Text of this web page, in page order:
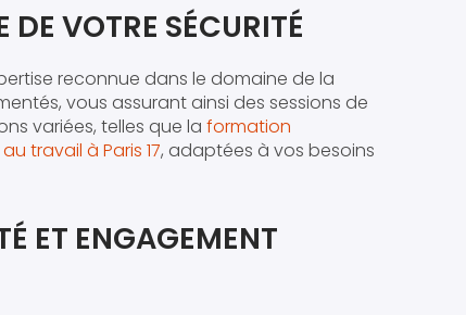
DE VOTRE SÉCURITÉ
reconnue dans le domaine de la
vous assurant ainsi des sessions de
variées, telles que la formation
travail à Paris 17, adaptées à vos besoins
ET ENGAGEMENT